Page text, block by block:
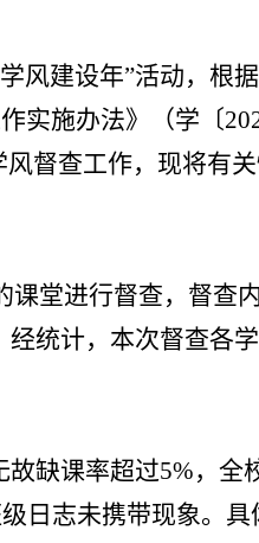
风建设年”活动，根
实施办法》（学〔
风督查工作，现将有
课堂进行督查，督查
统计，本次督查各
故缺课率超过5%，全
日志未携带现象。具